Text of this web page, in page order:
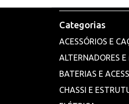
Categorias
ACESSÓRIOS E
ALTERNADORES
BATERIAS E
CHASSI E